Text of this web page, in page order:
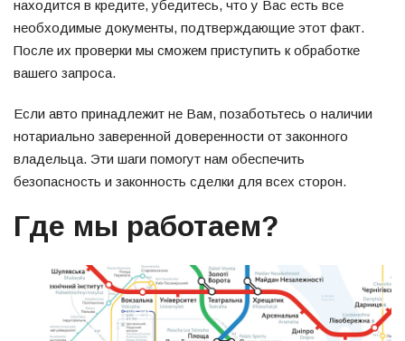
находится в кредите, убедитесь, что у Вас есть все
необходимые документы, подтверждающие этот факт.
После их проверки мы сможем приступить к обработке
вашего запроса.
Если авто принадлежит не Вам, позаботьтесь о наличии
нотариально заверенной доверенности от законного
владельца. Эти шаги помогут нам обеспечить
безопасность и законность сделки для всех сторон.
Где мы работаем?